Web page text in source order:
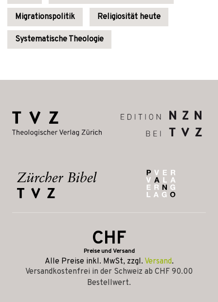
Migrationspolitik Religiosität heute
Systematische Theologie
CHF
Preise und Versand
Alle Preise inkl. MwSt, zzgl. Versand.
Versandkostenfrei in der Schweiz ab CHF 90.00
Bestellwert.